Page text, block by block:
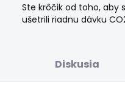
Ste krôčik od toho, aby
ušetrili riadnu dávku
Diskusia